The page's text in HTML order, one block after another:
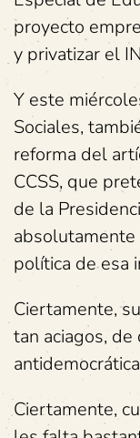
proyecto
y privatizar el
Y este
Sociales,
reforma del
CCSS, que
de la
política de esa
Ciertamente,
tan aciagos,
Ciertamente,